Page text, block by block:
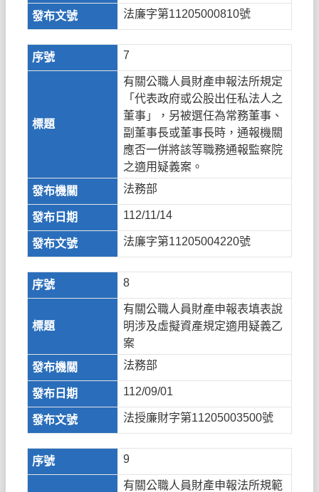
法廉字第11205000810號
7
有關公職人員財產申報法所規定
「代表政府或公股出任私法人之
董事」，另被選任為常務董事、
副董事長或董事長時，通報機關
應否一併將該等職務通報監察院
之適用疑義案。
法務部
112/11/14
法廉字第11205004220號
8
有關公職人員財產申報表填表說
明涉及虛擬資產規定適用疑義乙
案
法務部
112/09/01
法授廉財字第11205003500號
9
有關公職人員財產申報法所規範